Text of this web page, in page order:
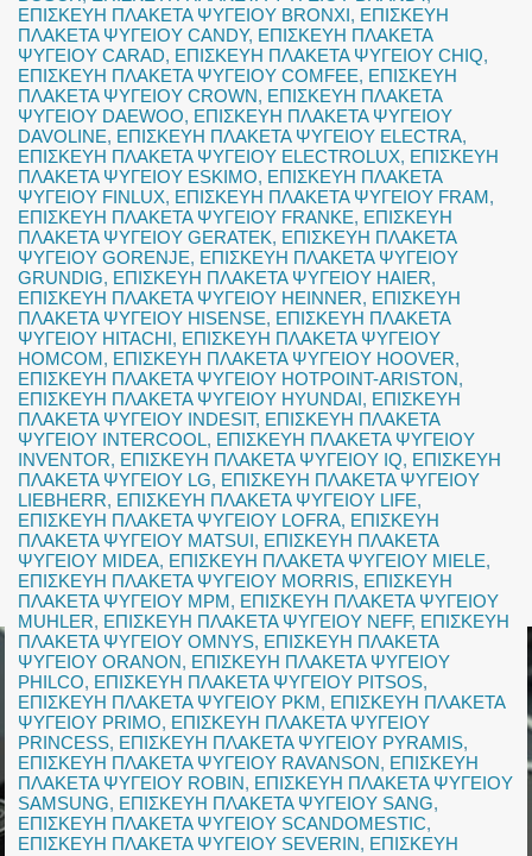
ΕΠΙΣΚΕΥΗ ΠΛΑΚΕΤΑ ΨΥΓΕΙΟΥ BRONXI, ΕΠΙΣΚΕΥΗ
ΠΛΑΚΕΤΑ ΨΥΓΕΙΟΥ CANDY, ΕΠΙΣΚΕΥΗ ΠΛΑΚΕΤΑ
ΨΥΓΕΙΟΥ CARAD, ΕΠΙΣΚΕΥΗ ΠΛΑΚΕΤΑ ΨΥΓΕΙΟΥ CHIQ,
ΕΠΙΣΚΕΥΗ ΠΛΑΚΕΤΑ ΨΥΓΕΙΟΥ COMFEE, ΕΠΙΣΚΕΥΗ
ΠΛΑΚΕΤΑ ΨΥΓΕΙΟΥ CROWN, ΕΠΙΣΚΕΥΗ ΠΛΑΚΕΤΑ
ΨΥΓΕΙΟΥ DAEWOO, ΕΠΙΣΚΕΥΗ ΠΛΑΚΕΤΑ ΨΥΓΕΙΟΥ
DAVOLINE, ΕΠΙΣΚΕΥΗ ΠΛΑΚΕΤΑ ΨΥΓΕΙΟΥ ELECTRA,
ΕΠΙΣΚΕΥΗ ΠΛΑΚΕΤΑ ΨΥΓΕΙΟΥ ELECTROLUX, ΕΠΙΣΚΕΥΗ
ΠΛΑΚΕΤΑ ΨΥΓΕΙΟΥ ESKIMO, ΕΠΙΣΚΕΥΗ ΠΛΑΚΕΤΑ
ΨΥΓΕΙΟΥ FINLUX, ΕΠΙΣΚΕΥΗ ΠΛΑΚΕΤΑ ΨΥΓΕΙΟΥ FRAM,
ΕΠΙΣΚΕΥΗ ΠΛΑΚΕΤΑ ΨΥΓΕΙΟΥ FRANKE, ΕΠΙΣΚΕΥΗ
ΠΛΑΚΕΤΑ ΨΥΓΕΙΟΥ GERATEK, ΕΠΙΣΚΕΥΗ ΠΛΑΚΕΤΑ
ΨΥΓΕΙΟΥ GORENJE, ΕΠΙΣΚΕΥΗ ΠΛΑΚΕΤΑ ΨΥΓΕΙΟΥ
GRUNDIG, ΕΠΙΣΚΕΥΗ ΠΛΑΚΕΤΑ ΨΥΓΕΙΟΥ HAIER,
ΕΠΙΣΚΕΥΗ ΠΛΑΚΕΤΑ ΨΥΓΕΙΟΥ HEINNER, ΕΠΙΣΚΕΥΗ
ΠΛΑΚΕΤΑ ΨΥΓΕΙΟΥ HISENSE, ΕΠΙΣΚΕΥΗ ΠΛΑΚΕΤΑ
ΨΥΓΕΙΟΥ HITACHI, ΕΠΙΣΚΕΥΗ ΠΛΑΚΕΤΑ ΨΥΓΕΙΟΥ
HOMCOM, ΕΠΙΣΚΕΥΗ ΠΛΑΚΕΤΑ ΨΥΓΕΙΟΥ HOOVER,
ΕΠΙΣΚΕΥΗ ΠΛΑΚΕΤΑ ΨΥΓΕΙΟΥ HOTPOINT-ARISTON,
ΕΠΙΣΚΕΥΗ ΠΛΑΚΕΤΑ ΨΥΓΕΙΟΥ HYUNDAI, ΕΠΙΣΚΕΥΗ
ΠΛΑΚΕΤΑ ΨΥΓΕΙΟΥ INDESIT, ΕΠΙΣΚΕΥΗ ΠΛΑΚΕΤΑ
ΨΥΓΕΙΟΥ INTERCOOL, ΕΠΙΣΚΕΥΗ ΠΛΑΚΕΤΑ ΨΥΓΕΙΟΥ
INVENTOR, ΕΠΙΣΚΕΥΗ ΠΛΑΚΕΤΑ ΨΥΓΕΙΟΥ IQ, ΕΠΙΣΚΕΥΗ
ΠΛΑΚΕΤΑ ΨΥΓΕΙΟΥ LG, ΕΠΙΣΚΕΥΗ ΠΛΑΚΕΤΑ ΨΥΓΕΙΟΥ
LIEBHERR, ΕΠΙΣΚΕΥΗ ΠΛΑΚΕΤΑ ΨΥΓΕΙΟΥ LIFE,
ΕΠΙΣΚΕΥΗ ΠΛΑΚΕΤΑ ΨΥΓΕΙΟΥ LOFRA, ΕΠΙΣΚΕΥΗ
ΠΛΑΚΕΤΑ ΨΥΓΕΙΟΥ MATSUI, ΕΠΙΣΚΕΥΗ ΠΛΑΚΕΤΑ
ΨΥΓΕΙΟΥ MIDEA, ΕΠΙΣΚΕΥΗ ΠΛΑΚΕΤΑ ΨΥΓΕΙΟΥ MIELE,
ΕΠΙΣΚΕΥΗ ΠΛΑΚΕΤΑ ΨΥΓΕΙΟΥ MORRIS, ΕΠΙΣΚΕΥΗ
ΠΛΑΚΕΤΑ ΨΥΓΕΙΟΥ MPM, ΕΠΙΣΚΕΥΗ ΠΛΑΚΕΤΑ ΨΥΓΕΙΟΥ
MUHLER, ΕΠΙΣΚΕΥΗ ΠΛΑΚΕΤΑ ΨΥΓΕΙΟΥ NEFF, ΕΠΙΣΚΕΥΗ
ΠΛΑΚΕΤΑ ΨΥΓΕΙΟΥ OMNYS, ΕΠΙΣΚΕΥΗ ΠΛΑΚΕΤΑ
ΨΥΓΕΙΟΥ ORANON, ΕΠΙΣΚΕΥΗ ΠΛΑΚΕΤΑ ΨΥΓΕΙΟΥ
PHILCO, ΕΠΙΣΚΕΥΗ ΠΛΑΚΕΤΑ ΨΥΓΕΙΟΥ PITSOS,
ΕΠΙΣΚΕΥΗ ΠΛΑΚΕΤΑ ΨΥΓΕΙΟΥ PKM, ΕΠΙΣΚΕΥΗ ΠΛΑΚΕΤΑ
ΨΥΓΕΙΟΥ PRIMO, ΕΠΙΣΚΕΥΗ ΠΛΑΚΕΤΑ ΨΥΓΕΙΟΥ
PRINCESS, ΕΠΙΣΚΕΥΗ ΠΛΑΚΕΤΑ ΨΥΓΕΙΟΥ PYRAMIS,
ΕΠΙΣΚΕΥΗ ΠΛΑΚΕΤΑ ΨΥΓΕΙΟΥ RAVANSON, ΕΠΙΣΚΕΥΗ
ΠΛΑΚΕΤΑ ΨΥΓΕΙΟΥ ROBIN, ΕΠΙΣΚΕΥΗ ΠΛΑΚΕΤΑ ΨΥΓΕΙΟΥ
SAMSUNG, ΕΠΙΣΚΕΥΗ ΠΛΑΚΕΤΑ ΨΥΓΕΙΟΥ SANG,
ΕΠΙΣΚΕΥΗ ΠΛΑΚΕΤΑ ΨΥΓΕΙΟΥ SCANDOMESTIC,
ΕΠΙΣΚΕΥΗ ΠΛΑΚΕΤΑ ΨΥΓΕΙΟΥ SEVERIN, ΕΠΙΣΚΕΥΗ